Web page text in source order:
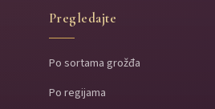
Pregledajte
Po sortama grožđa
Po regijama